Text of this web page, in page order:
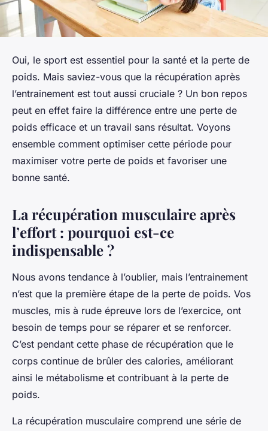
Oui, le sport est essentiel pour la santé et la perte de
poids. Mais saviez-vous que la récupération après
l’entrainement est tout aussi cruciale ? Un bon repos
peut en effet faire la différence entre une perte de
poids efficace et un travail sans résultat. Voyons
ensemble comment optimiser cette période pour
maximiser votre perte de poids et favoriser une
bonne santé.
La récupération musculaire après
l’effort : pourquoi est-ce
indispensable ?
Nous avons tendance à l’oublier, mais l’entrainement
n’est que la première étape de la perte de poids. Vos
muscles, mis à rude épreuve lors de l’exercice, ont
besoin de temps pour se réparer et se renforcer.
C’est pendant cette phase de récupération que le
corps continue de brûler des calories, améliorant
ainsi le métabolisme et contribuant à la perte de
poids.
La récupération musculaire comprend une série de